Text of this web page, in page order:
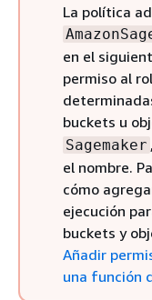
La política
en el
permiso al
buckets u
Sagemaker ,
el nombre.
cómo
ejecución
buckets y
Añadir
una función